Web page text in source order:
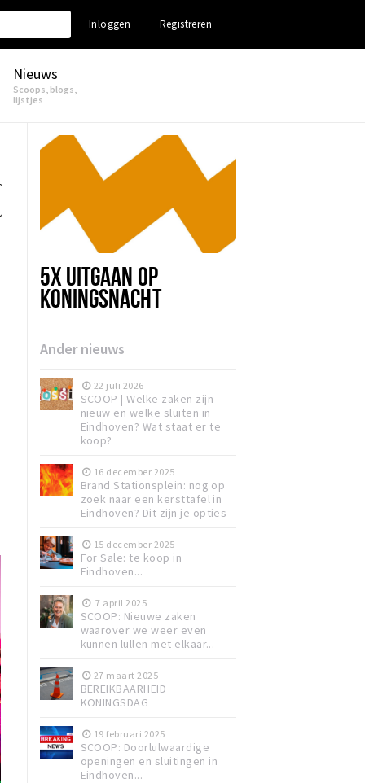
Inloggen Registreren
Nieuws
Scoops, blogs,
lijstjes
5X UITGAAN OP
KONINGSNACHT
Ander nieuws
22 juli 2026
SCOOP | Welke zaken zijn
nieuw en welke sluiten in
Eindhoven? Wat staat er te
koop?
16 december 2025
Brand Stationsplein: nog op
zoek naar een kersttafel in
Eindhoven? Dit zijn je opties
15 december 2025
For Sale: te koop in
Eindhoven...
7 april 2025
SCOOP: Nieuwe zaken
waarover we weer even
kunnen lullen met elkaar...
27 maart 2025
BEREIKBAARHEID
KONINGSDAG
19 februari 2025
SCOOP: Doorlulwaardige
openingen en sluitingen in
Eindhoven...